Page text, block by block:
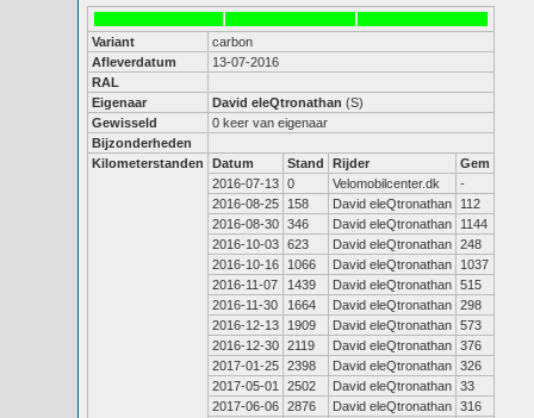
Variant
carbon
Afleverdatum
13-07-2016
RAL
Eigenaar
David eleQtronathan (S)
Gewisseld
0 keer van eigenaar
Bijzonderheden
Kilometerstanden
Datum Stand Rijder
Gem
2016-07-13 0 Velomobilcenter.dk
-
2016-08-25
158 David eleQtronathan
112
2016-08-30 346 David eleQtronathan
1144
2016-10-03 623 David eleQtronathan 248
2016-10-16
1066 David eleQtronathan
1037
2016-11-07
1439 David eleQtronathan 515
2016-11-30
1664 David eleQtronathan 298
2016-12-13
1909 David eleQtronathan 573
2016-12-30 2119 David eleQtronathan 376
2017-01-25 2398 David eleQtronathan 326
2017-05-01
2502 David eleQtronathan 33
2017-06-06 2876 David eleQtronathan 316